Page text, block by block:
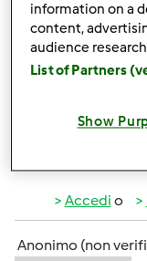
intorno a 4/6
dell’ordine ed
quindi ci vuole un
segnati le ricette
magari da fare nel
Accedi o
Anonimo (non
information on a
content,
audience
List of Partners
Show